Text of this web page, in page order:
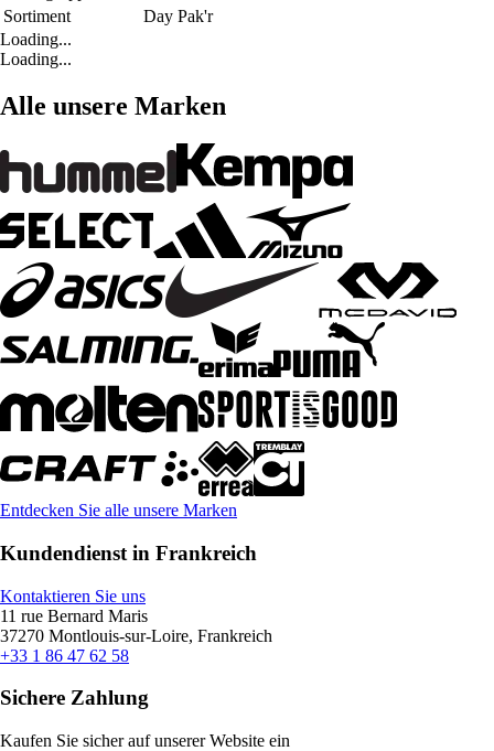
Sortiment
Day Pak'r
Loading...
Loading...
Alle unsere Marken
Entdecken Sie alle unsere Marken
Kundendienst in Frankreich
Kontaktieren Sie uns
11 rue Bernard Maris
37270 Montlouis-sur-Loire, Frankreich
+33 1 86 47 62 58
Sichere Zahlung
Kaufen Sie sicher auf unserer Website ein